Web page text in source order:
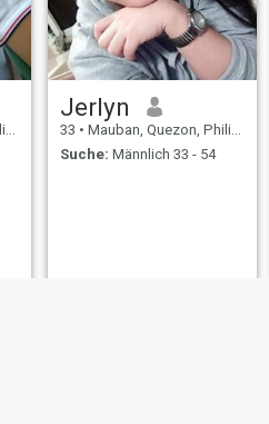
Jerlyn
33 • Mauban, Quezon, Philippinen
Suche: Männlich 33 - 54